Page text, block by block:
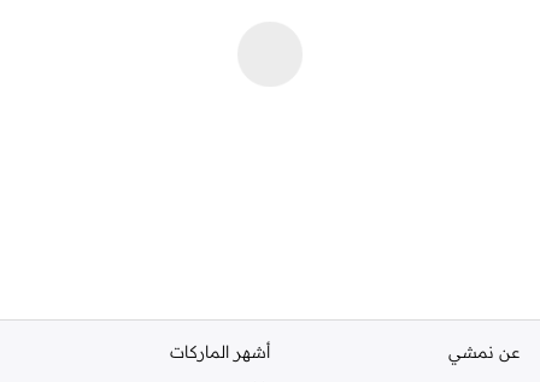
عن نمشي أشهر الماركات